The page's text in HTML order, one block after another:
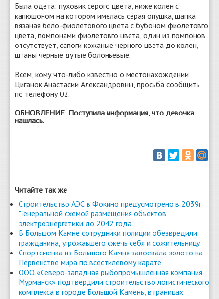
Была одета: пуховик серого цвета, ниже колен с
капюшоном на котором имелась серая опушка, шапка
вязаная бело-фиолетового цвета с бубоном фиолетовго
цвета, помпонами фиолетовго цвета, один из помпонов
отсутствует, сапоги кожаные черного цвета до колен,
штаны черные дутые болоньевые.
Всем, кому что-либо известно о местонахождении
Циганок Анастасии Александровны, просьба сообщить
по телефону 02.
ОБНОВЛЕНИЕ: Поступила информация, что девочка
нашлась.
Читайте так же
Строительство АЭС в Фокино предусмотрено в 2039г
"Генеральной схемой размещения объектов
электроэнергетики до 2042 года"
В Большом Камне сотрудники полиции обезвредили
гражданина, угрожавшего сжечь себя и сожительницу
Спортсменка из Большого Камня завоевала золото на
Первенстве мира по всестилевому карате
ООО «Северо-западная рыбопромышленная компания-
Мурманск» подтвердили строительство логистического
комплекса в городе Большой Камень, в границах